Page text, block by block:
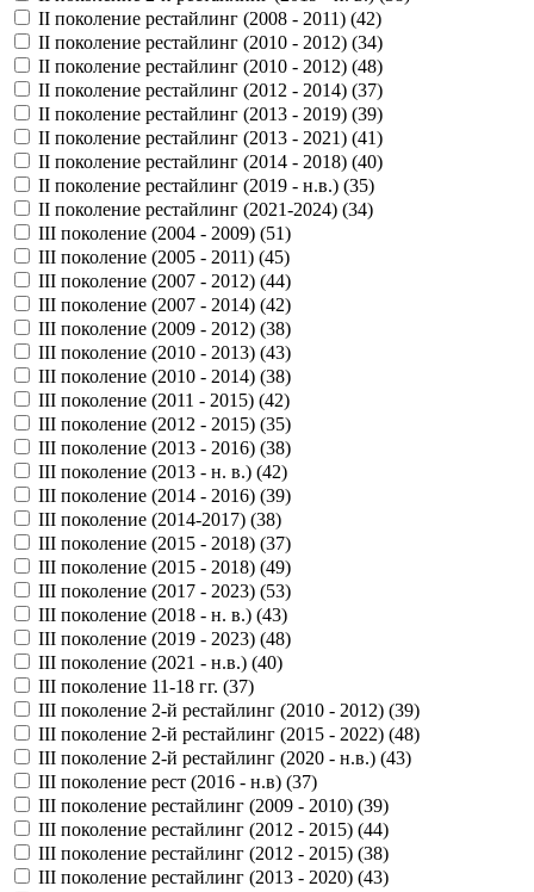
II поколение рестайлинг (2008 - 2011) (42)
II поколение рестайлинг (2010 - 2012) (34)
II поколение рестайлинг (2010 - 2012) (48)
II поколение рестайлинг (2012 - 2014) (37)
II поколение рестайлинг (2013 - 2019) (39)
II поколение рестайлинг (2013 - 2021) (41)
II поколение рестайлинг (2014 - 2018) (40)
II поколение рестайлинг (2019 - н.в.) (35)
II поколение рестайлинг (2021-2024) (34)
III поколение (2004 - 2009) (51)
III поколение (2005 - 2011) (45)
III поколение (2007 - 2012) (44)
III поколение (2007 - 2014) (42)
III поколение (2009 - 2012) (38)
III поколение (2010 - 2013) (43)
III поколение (2010 - 2014) (38)
III поколение (2011 - 2015) (42)
III поколение (2012 - 2015) (35)
III поколение (2013 - 2016) (38)
III поколение (2013 - н. в.) (42)
III поколение (2014 - 2016) (39)
III поколение (2014-2017) (38)
III поколение (2015 - 2018) (37)
III поколение (2015 - 2018) (49)
III поколение (2017 - 2023) (53)
III поколение (2018 - н. в.) (43)
III поколение (2019 - 2023) (48)
III поколение (2021 - н.в.) (40)
III поколение 11-18 гг. (37)
III поколение 2-й рестайлинг (2010 - 2012) (39)
III поколение 2-й рестайлинг (2015 - 2022) (48)
III поколение 2-й рестайлинг (2020 - н.в.) (43)
III поколение рест (2016 - н.в) (37)
III поколение рестайлинг (2009 - 2010) (39)
III поколение рестайлинг (2012 - 2015) (44)
III поколение рестайлинг (2012 - 2015) (38)
III поколение рестайлинг (2013 - 2020) (43)